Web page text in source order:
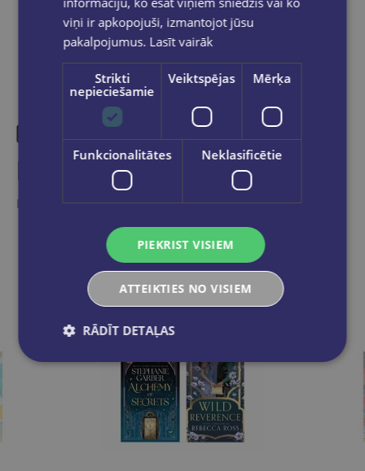
Līdzīgas preces
Ieskaties, varbūt noder
viņi ir apkopojuši, izmantojot jūsu
pakalpojumus. Lasīt vairāk
Strikti
nepieciešamie
Veiktspējas Mērķa
Funkcionalitātes Neklasificētie
PIEKRIST VISIEM
ATTEIKTIES NO VISIEM
RĀDĪT DETAĻAS